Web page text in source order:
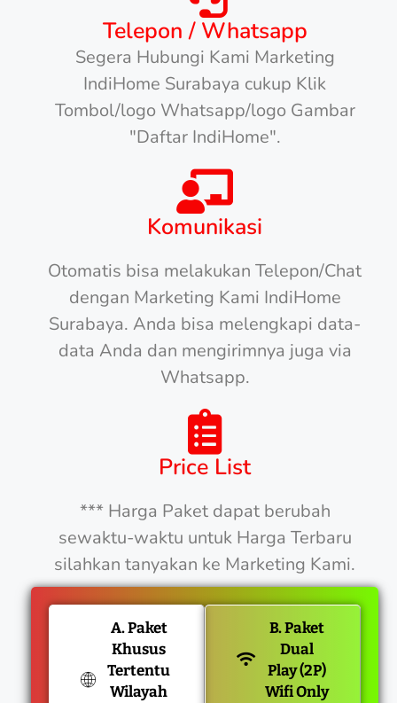
Telepon / Whatsapp
Segera Hubungi Kami Marketing
IndiHome Surabaya cukup Klik
Tombol/logo Whatsapp/logo Gambar
"Daftar IndiHome".
Komunikasi
Otomatis bisa melakukan Telepon/Chat
dengan Marketing Kami IndiHome
Surabaya. Anda bisa melengkapi data-
data Anda dan mengirimnya juga via
Whatsapp.
Price List
*** Harga Paket dapat berubah
sewaktu-waktu untuk Harga Terbaru
silahkan tanyakan ke Marketing Kami.
A. Paket
Khusus
Tertentu
Wilayah
B. Paket
Dual
Play (2P)
Wifi Only